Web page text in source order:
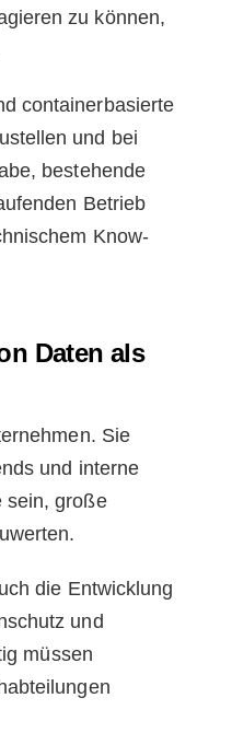
zu können,
containerbasierte
und bei
bestehende
Betrieb
Know-
Daten als
Sie
und interne
sein, große
die Entwicklung
und
müssen